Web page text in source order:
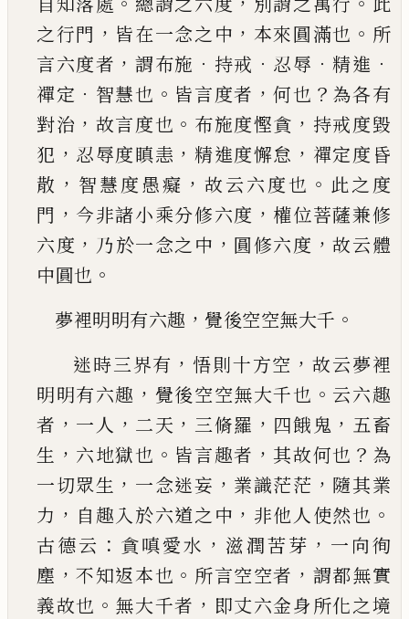
之行門 ， 皆在一念之中 ， 本來圓滿也 。 所
言六度者 ，謂布施 ． 持戒 ． 忍辱 ．精進 ．
禪定 ． 智慧也 。 皆言度者 ，何也 ？ 為各有
對治 ， 故言度也 。 布施度慳貪 ， 持戒度毀
犯 ， 忍辱度瞋恚 ， 精進度懈怠 ， 禪定度昏
散 ， 智慧度愚癡 ， 故云六度也 。 此之度
門 ， 今非諸小乘分修六度 ， 權位菩薩兼修
六度 ， 乃於一念之中 ， 圓修六度 ，故云體
中圓也 。
夢裡明明有六趣 ， 覺後空空無大千 。
迷時三界有 ，悟則十方空 ，故云夢裡
明明有六趣 ， 覺後空空無大千也 。 云六趣
者 ， 一人 ， 二天 ， 三脩羅 ， 四餓鬼 ， 五畜
生 ， 六地獄也 。 皆言趣者 ，其故何也 ？ 為
一切眾生 ， 一念迷妄 ， 業識茫茫 ， 隨其業
力 ， 自趣入於六道之中 ， 非他人使然也 。
古德云 ： 貪嗔愛水 ， 滋潤苦芽 ， 一向徇
塵 ，不知返本也 。 所言空空者 ， 謂都無實
義故也 。 無大千者 ， 即丈六金身所化之境